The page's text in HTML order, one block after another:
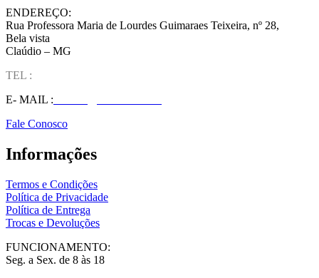
ENDEREÇO:
Rua Professora Maria de Lourdes Guimaraes Teixeira, nº 28,
Bela vista
Claúdio – MG
TEL :
E- MAIL :
Fale Conosco
Informações
Termos e Condições
Política de Privacidade
Política de Entrega
Trocas e Devoluções
FUNCIONAMENTO:
Seg. a Sex. de 8 às 18